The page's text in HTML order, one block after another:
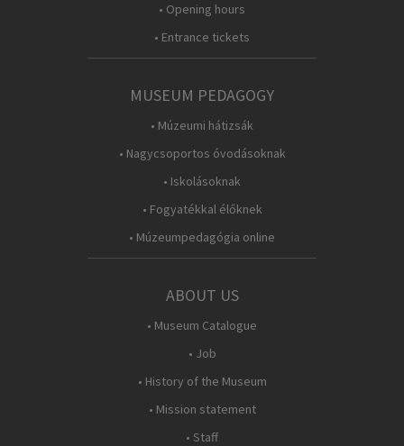
• Opening hours
• Entrance tickets
MUSEUM PEDAGOGY
• Múzeumi hátizsák
• Nagycsoportos óvodásoknak
• Iskolásoknak
• Fogyatékkal élőknek
• Múzeumpedagógia online
ABOUT US
• Museum Catalogue
• Job
• History of the Museum
• Mission statement
• Staff